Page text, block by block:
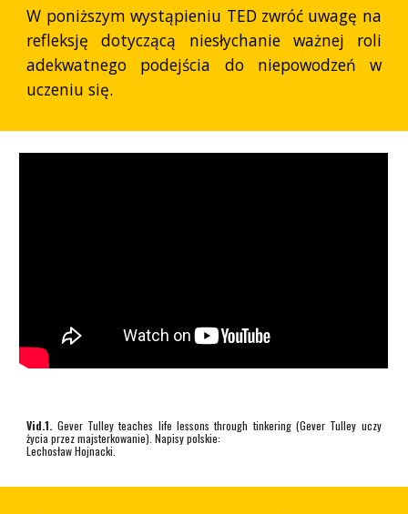
W poniższym wystąpieniu TED zwróć uwagę na
refleksję dotyczącą niesłychanie ważnej roli
adekwatnego podejścia do niepowodzeń w
uczeniu się.
Vid.1. Gever Tulley teaches life lessons through tinkering (Gever Tulley uczy
życia przez majsterkowanie). Napisy polskie:
Lechosław Hojnacki.